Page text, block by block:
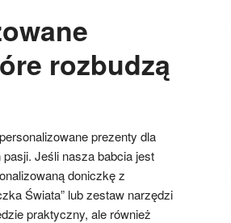
rozbudzą
prezenty dla
Jeśli nasza babcia jest
doniczkę z
Świata” lub zestaw narzędzi
praktyczny, ale również